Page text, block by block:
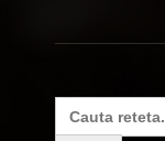
Search
for: